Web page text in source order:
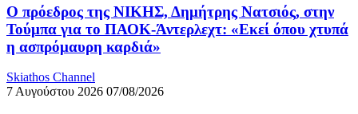
Ο πρόεδρος της ΝΙΚΗΣ, Δημήτρης Νατσιός, στην
Τούμπα για το ΠΑΟΚ-Άντερλεχτ: «Εκεί όπου χτυπά
η ασπρόμαυρη καρδιά»
Skiathos Channel
7 Αυγούστου 2026 07/08/2026